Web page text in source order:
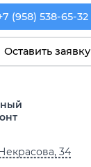
(958) 538-65-32
Оставить заявку
34